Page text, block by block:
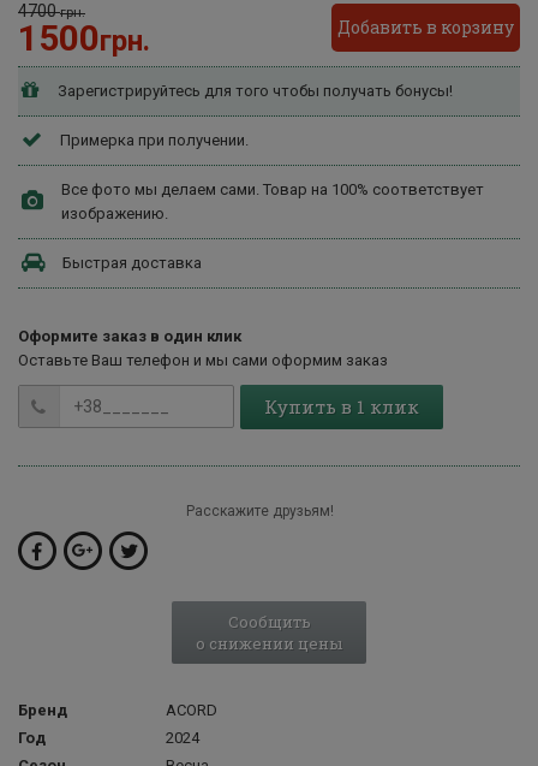
4700грн.
1500грн. Добавить в корзину
Зарегистрируйтесь для того чтобы получать бонусы!
Примерка при получении.
Все фото мы делаем сами. Товар на 100% соответствует
изображению.
Быстрая доставка
Оформите заказ в один клик
Оставьте Ваш телефон и мы сами оформим заказ
Купить в 1 клик
Расскажите друзьям!
Сообщить
о снижении цены
Бренд
ACORD
Год
2024